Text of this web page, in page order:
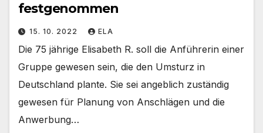
festgenommen
15. 10. 2022 ELA
Die 75 jährige Elisabeth R. soll die Anführerin einer
Gruppe gewesen sein, die den Umsturz in
Deutschland plante. Sie sei angeblich zuständig
gewesen für Planung von Anschlägen und die
Anwerbung…